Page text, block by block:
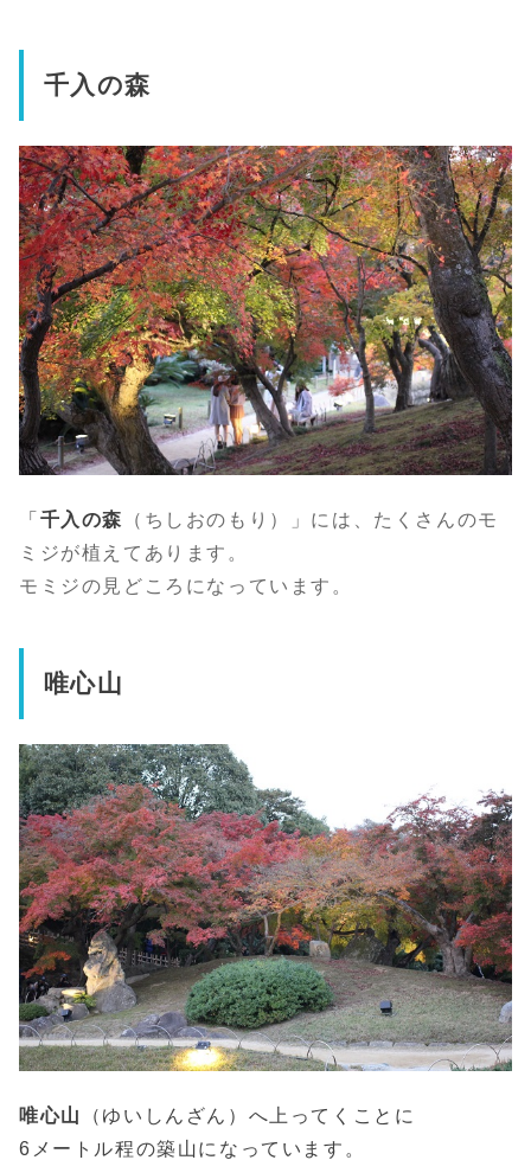
千入の森
「 千入の森
（ちしおのもり）」には、たくさんのモ
ミジが植えてあります。
モミジの見どころになっています。
唯心山
唯心山
（ゆいしんざん）へ上ってくことに
6メートル程の築山になっています。